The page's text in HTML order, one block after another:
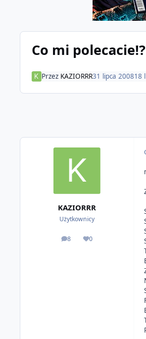
Co mi polecacie!?
Przez KAZIORRR31 lipca 200818
KAZIORRR
Użytkownicy
8
odpowiedzi
0
Reputacja